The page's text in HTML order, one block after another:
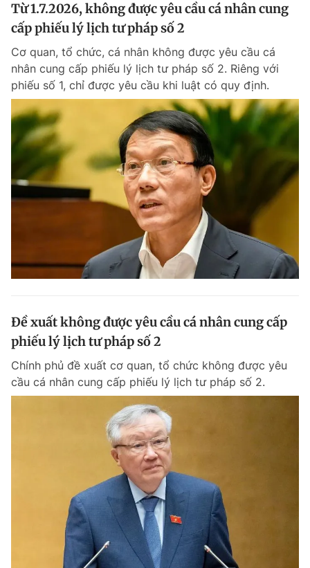
Phó tổng biên tập thường trực: Hải Thành
Phó tổng biên tập: Lâm Hiếu Dũng
Phó tổng biên tập: Trần Việt Hưng
Tổng thư ký tòa soạn: Đức Trung
Giấy phép xuất bản số 110/GP - BTTTT cấp ngày 24.3.2020
© 2003-2026 Bản quyền thuộc về Báo Thanh Niên. Cấm sao chép
dưới mọi hình thức nếu không có sự chấp thuận bằng văn bản.
Phát triển bởi ePi Technologies, JSC.
Từ 1.7.2026, không được yêu cầu cá nhân cung
cấp phiếu lý lịch tư pháp số 2
Cơ quan, tổ chức, cá nhân không được yêu cầu cá
nhân cung cấp phiếu lý lịch tư pháp số 2. Riêng với
phiếu số 1, chỉ được yêu cầu khi luật có quy định.
Đề xuất không được yêu cầu cá nhân cung cấp
phiếu lý lịch tư pháp số 2
Chính phủ đề xuất cơ quan, tổ chức không được yêu
cầu cá nhân cung cấp phiếu lý lịch tư pháp số 2.